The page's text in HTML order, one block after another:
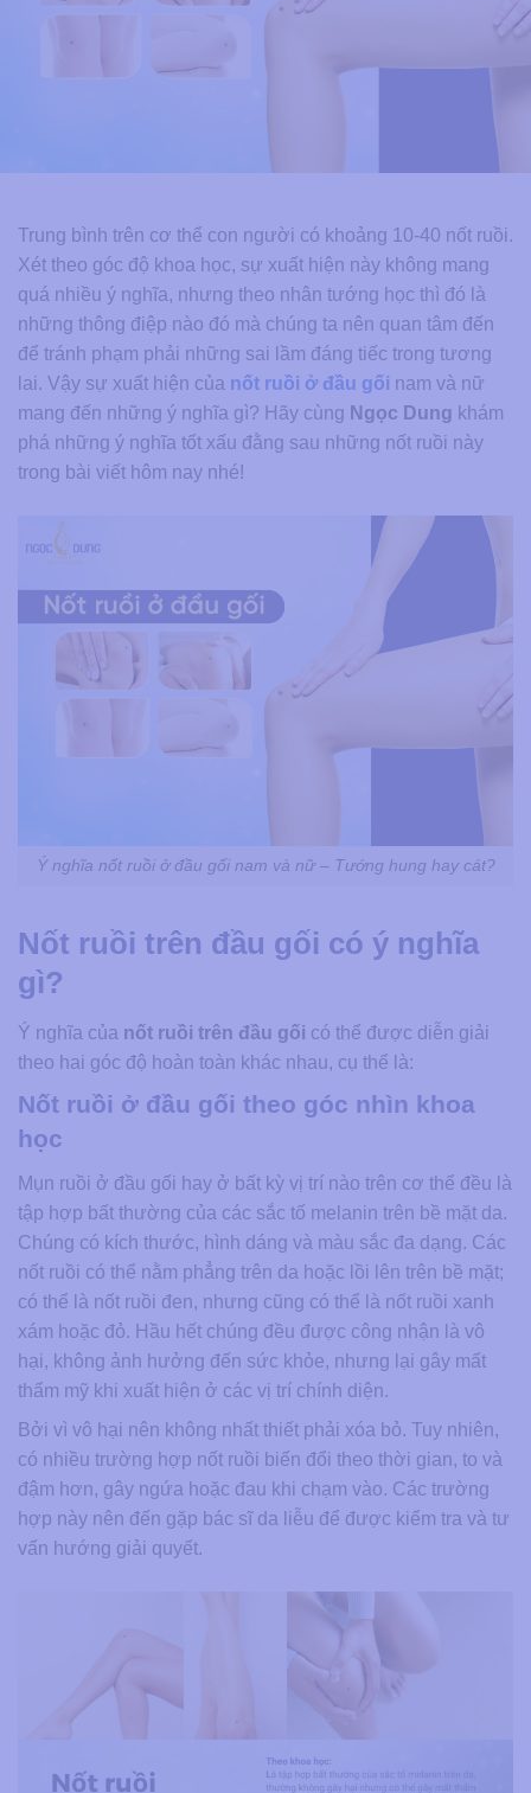
Trung bình trên cơ thể con người có khoảng 10-40 nốt ruồi.
Xét theo góc độ khoa học, sự xuất hiện này không mang
quá nhiều ý nghĩa, nhưng theo nhân tướng học thì đó là
những thông điệp nào đó mà chúng ta nên quan tâm đến
để tránh phạm phải những sai lầm đáng tiếc trong tương
lai. Vậy sự xuất hiện của nốt ruồi ở đầu gối nam và nữ
mang đến những ý nghĩa gì? Hãy cùng Ngọc Dung khám
phá những ý nghĩa tốt xấu đằng sau những nốt ruồi này
trong bài viết hôm nay nhé!
Ý nghĩa nốt ruồi ở đầu gối nam và nữ – Tướng hung hay cát?
Nốt ruồi trên đầu gối có ý nghĩa
gì?
Ý nghĩa của nốt ruồi trên đầu gối có thể được diễn giải
theo hai góc độ hoàn toàn khác nhau, cụ thể là:
Nốt ruồi ở đầu gối theo góc nhìn khoa
học
Mụn ruồi ở đầu gối hay ở bất kỳ vị trí nào trên cơ thể đều là
tập hợp bất thường của các sắc tố melanin trên bề mặt da.
Chúng có kích thước, hình dáng và màu sắc đa dạng. Các
nốt ruồi có thể nằm phẳng trên da hoặc lồi lên trên bề mặt;
có thể là nốt ruồi đen, nhưng cũng có thể là nốt ruồi xanh
xám hoặc đỏ. Hầu hết chúng đều được công nhận là vô
hại, không ảnh hưởng đến sức khỏe, nhưng lại gây mất
thẩm mỹ khi xuất hiện ở các vị trí chính diện.
Bởi vì vô hại nên không nhất thiết phải xóa bỏ. Tuy nhiên,
có nhiều trường hợp nốt ruồi biến đổi theo thời gian, to và
đậm hơn, gây ngứa hoặc đau khi chạm vào. Các trường
hợp này nên đến gặp bác sĩ da liễu để được kiểm tra và tư
vấn hướng giải quyết.